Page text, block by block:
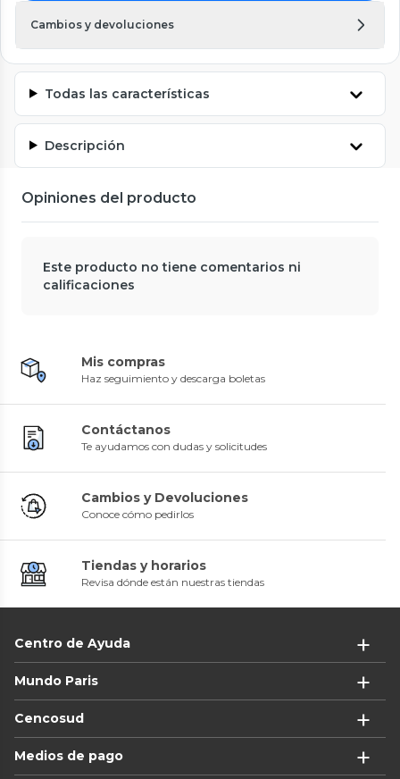
Cambios y devoluciones
Todas las características
Descripción
Opiniones del producto
Este producto no tiene comentarios ni
calificaciones
Mis compras
Haz seguimiento y descarga boletas
Contáctanos
Te ayudamos con dudas y solicitudes
Cambios y Devoluciones
Conoce cómo pedirlos
Tiendas y horarios
Revisa dónde están nuestras tiendas
Centro de Ayuda
Mundo Paris
Cencosud
Medios de pago